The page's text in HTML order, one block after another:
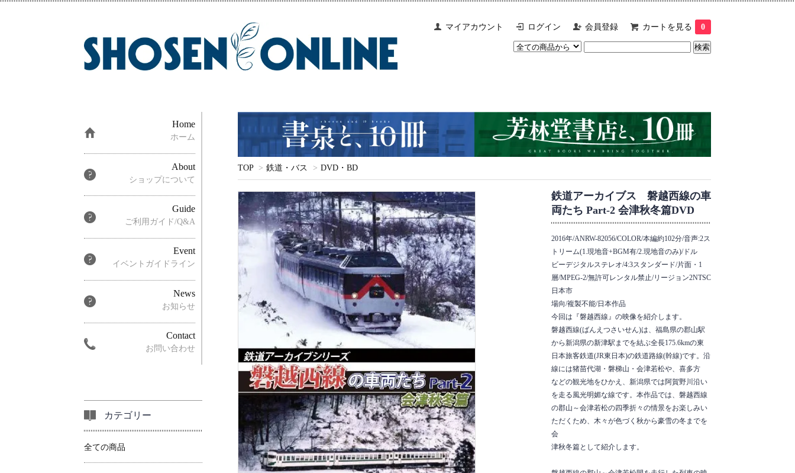
マイアカウント ログイン 会員登録 カートを見る 0
TOP > 鉄道・バス > DVD・BD
鉄道アーカイブス 磐越西線の車
両たち Part-2 会津秋冬篇DVD
2016年/ANRW-82056/COLOR/本編約102分/音声:2ス
トリーム(1.現地音+BGM有/2.現地音のみ)/ドル
ビーデジタルステレオ/4:3スタンダード/片面・1
層/MPEG-2/無許可レンタル禁止/リージョン2NTSC
日本市
場向/複製不能/日本作品
今回は『磐越西線』の映像を紹介します。
磐越西線(ばんえつさいせん)は、福島県の郡山駅
から新潟県の新津駅までを結ぶ全長175.6kmの東
日本旅客鉄道(JR東日本)の鉄道路線(幹線)です。沿
線には猪苗代湖・磐梯山・会津若松や、喜多方
などの観光地をひかえ、新潟県では阿賀野川沿い
を走る風光明媚な線です。本作品では、磐越西線
の郡山～会津若松の四季折々の情景をお楽しみい
ただくため、木々が色づく秋から豪雪の冬までを
会
津秋冬篇として紹介します。
Home
ホーム
About
ショップについて
Guide
ご利用ガイド/Q&A
Event
イベントガイドライン
News
お知らせ
Contact
お問い合わせ
カテゴリー
全ての商品